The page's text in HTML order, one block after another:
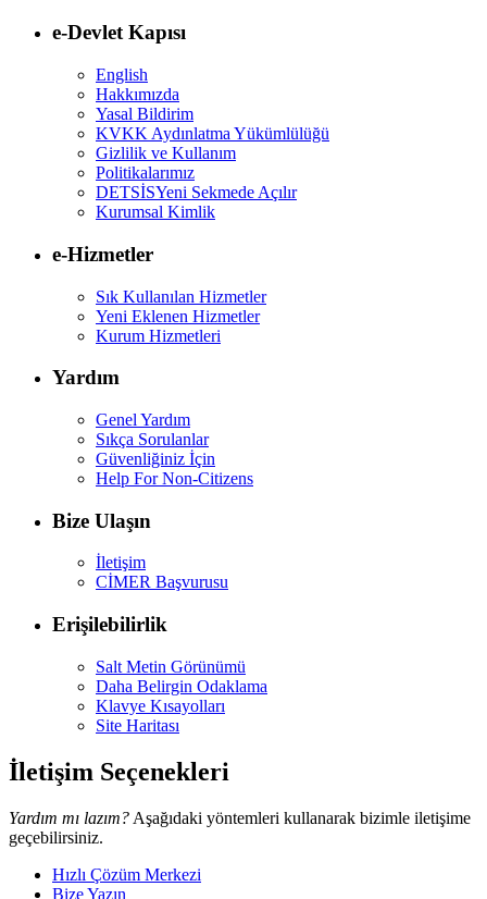
e-Devlet Kapısı
English
Hakkımızda
Yasal Bildirim
KVKK Aydınlatma Yükümlülüğü
Gizlilik ve Kullanım
Politikalarımız
DETSİSYeni Sekmede Açılır
Kurumsal Kimlik
e-Hizmetler
Sık Kullanılan Hizmetler
Yeni Eklenen Hizmetler
Kurum Hizmetleri
Yardım
Genel Yardım
Sıkça Sorulanlar
Güvenliğiniz İçin
Help For Non-Citizens
Bize Ulaşın
İletişim
CİMER Başvurusu
Erişilebilirlik
Salt Metin Görünümü
Daha Belirgin Odaklama
Klavye Kısayolları
Site Haritası
İletişim Seçenekleri
Yardım mı lazım? Aşağıdaki yöntemleri kullanarak bizimle iletişime
geçebilirsiniz.
Hızlı Çözüm Merkezi
Bize Yazın